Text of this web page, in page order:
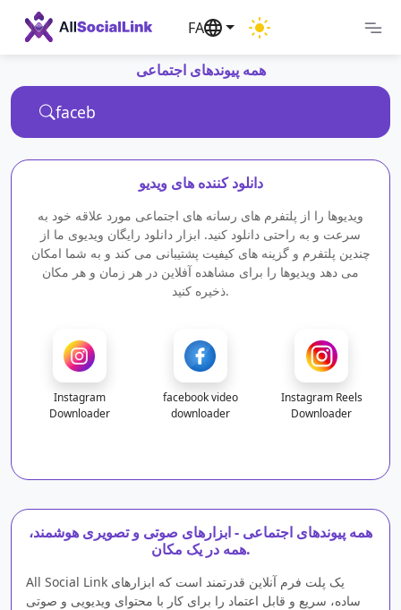
FA
همه پیوندهای اجتماعی
دانلود کننده های ویدیو
ویدیوها را از پلتفرم های رسانه های اجتماعی مورد علاقه خود به
سرعت و به راحتی دانلود کنید. ابزار دانلود رایگان ویدیوی ما از
چندین پلتفرم و گزینه های کیفیت پشتیبانی می کند و به شما امکان
می دهد ویدیوها را برای مشاهده آفلاین در هر زمان و هر مکان
ذخیره کنید.
Instagram
Downloader
facebook video
downloader
Instagram Reels
Downloader
همه پیوندهای اجتماعی - ابزارهای صوتی و تصویری هوشمند،
همه در یک مکان.
All Social Link یک پلت فرم آنلاین قدرتمند است که ابزارهای
ساده، سریع و قابل اعتماد را برای کار با محتوای ویدیویی و صوتی